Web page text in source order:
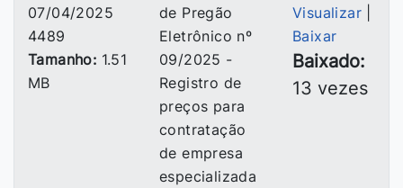
07/04/2025
4489
Tamanho: 1.51
MB
de Pregão
Eletrônico nº
09/2025 -
Registro de
preços para
contratação
de empresa
especializada
Visualizar
Baixar
Baixado:
13 vezes